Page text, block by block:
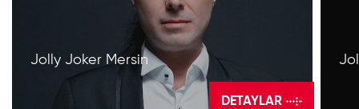
Jolly Joker Mersin
DETAYLAR